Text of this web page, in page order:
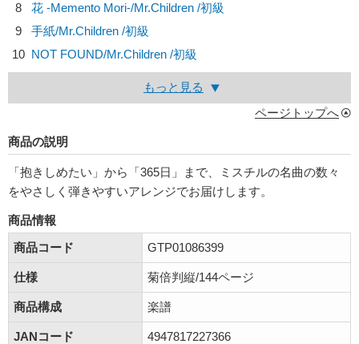
8
花 -Memento Mori-/Mr.Children /初級
9
手紙/Mr.Children /初級
10 NOT FOUND/Mr.Children /初級
もっと見る
ページトップへ
商品の説明
「抱きしめたい」から「365日」まで、ミスチルの名曲の数々
をやさしく弾きやすいアレンジでお届けします。
商品情報
商品コード
GTP01086399
仕様 菊倍判縦/144ページ
商品構成 楽譜
JANコード 4947817227366